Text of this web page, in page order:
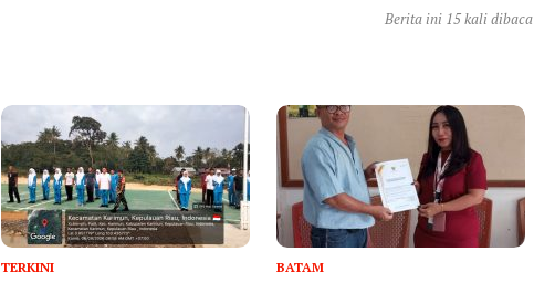
Berita ini 15 kali dibaca
TERKINI BATAM